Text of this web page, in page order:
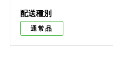
配送種別
通常品